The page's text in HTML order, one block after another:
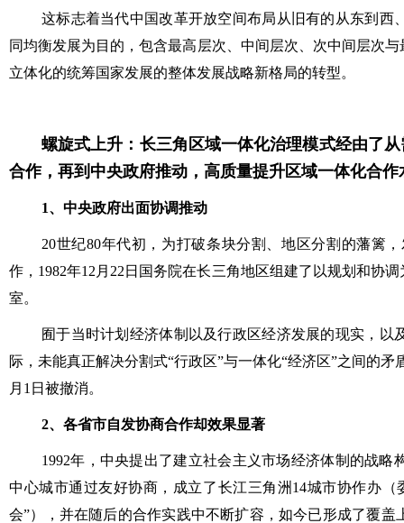
这标志着当代中国改革开放空间布局从旧有的从东到
同均衡发展为目的，包含最高层次、中间层次、次中间层次
立体化的统筹国家发展的整体发展战略新格局的转型。
螺旋式上升：长三角区域一体化治理模式经由了
合作，再到中央政府推动，高质量提升区域一体化合作
1、中央政府出面协调推动
20世纪80年代初，为打破条块分割、地区分割的藩篱
作，1982年12月22日国务院在长三角地区组建了以规划和
室。
囿于当时计划经济体制以及行政区经济发展的现实，
际，未能真正解决分割式“行政区”与一体化“经济区”之间的
月1日被撤消。
2、各省市自发协商合作却效果显著
1992年，中央提出了建立社会主义市场经济体制的战
中心城市通过友好协商，成立了长江三角洲14城市协作办
会”），并在随后的合作实践中不断扩容，如今已形成了覆